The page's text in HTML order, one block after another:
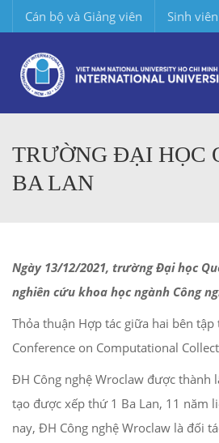
Cán bộ và Giảng viên Sinh viên
TRƯỜNG ĐẠI HỌC
BA LAN
Ngày 13/12/2021, trường Đại học
nghiên cứu khoa học ngành Công
Thỏa thuận Hợp tác giữa hai bên
Conference on Computational
ĐH Công nghệ Wroclaw được thành
tạo được xếp thứ 1 Ba Lan, 11 năm
nay, ĐH Công nghệ Wroclaw là đối